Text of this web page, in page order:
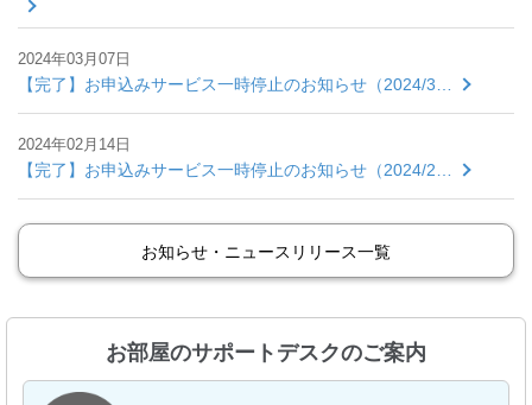
2024年03月07日
【完了】お申込みサービス一時停止のお知らせ（2024/3…
2024年02月14日
【完了】お申込みサービス一時停止のお知らせ（2024/2…
お知らせ・ニュースリリース一覧
お部屋のサポートデスクのご案内